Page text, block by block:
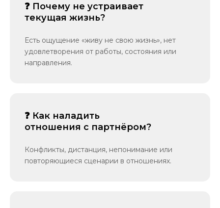
❓ Почему не устраивает
текущая жизнь?
Есть ощущение «живу не свою жизнь», нет
удовлетворения от работы, состояния или
направления.
❓ Как наладить
отношения с партнёром?
Конфликты, дистанция, непонимание или
повторяющиеся сценарии в отношениях.